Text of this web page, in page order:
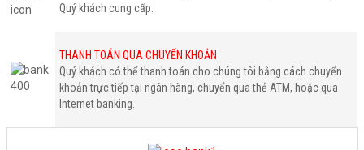
Quý khách cung cấp.
THANH TOÁN QUA CHUYỂN KHOẢN
Quý khách có thể thanh toán cho chúng tôi bằng cách chuyển
khoản trực tiếp tại ngân hàng, chuyển qua thẻ ATM, hoặc qua
Internet banking.